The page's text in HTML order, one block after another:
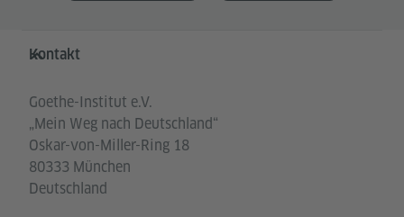
Service- und Informationsbereich
Kontakt
Goethe-Institut e.V.
„Mein Weg nach Deutschland“
Oskar-von-Miller-Ring 18
80333 München
Deutschland